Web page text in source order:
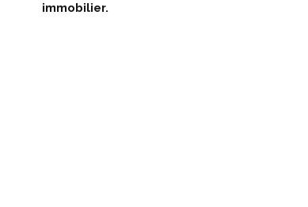
immobilier.